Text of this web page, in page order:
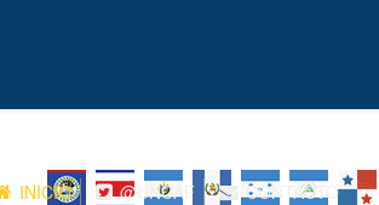
INICIO @UNCAF CONTACTO